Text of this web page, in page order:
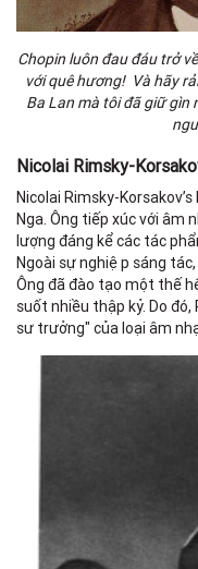
Chopin luôn đau đáu trở
với quê hương! Và hãy
Ba Lan mà tôi đã giữ gìn
Nicolai Rimsky-
Nicolai Rimsky-
Nga. Ông tiếp xúc với âm
lượng đáng kể các tác
Ngoài sự nghiệp sáng
Ông đã đào tạo một thế
suốt nhiều thập kỷ. Do
sư trưởng" của loại âm